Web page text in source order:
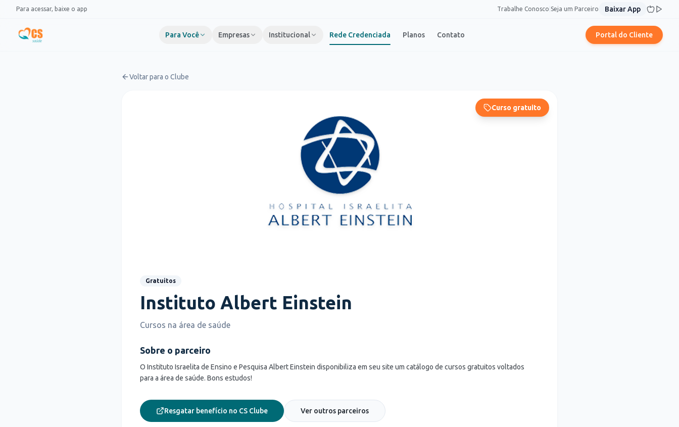
Pular para o conteúdo
Para acessar, baixe o app Trabalhe Conosco Seja um Parceiro Baixar App
Para Você Empresas Institucional Rede Credenciada Planos Contato Portal do Cliente
Voltar para o Clube
Curso gratuito
Gratuitos
Instituto Albert Einstein
Cursos na área de saúde
Sobre o parceiro
O Instituto Israelita de Ensino e Pesquisa Albert Einstein disponibiliza em seu site um catálogo de cursos gratuitos voltados
para a área de saúde. Bons estudos!
Resgatar benefício no CS Clube Ver outros parceiros